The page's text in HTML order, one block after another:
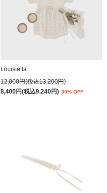
Louisiella
12,000円(税込13,200円)
8,400円(税込9,240円) 30% OFF